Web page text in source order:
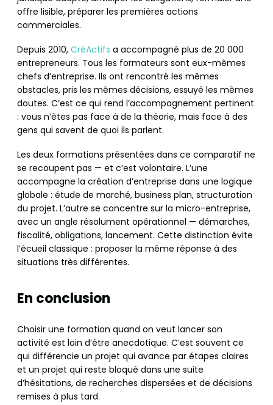
offre lisible, préparer les premières actions
commerciales.
Depuis 2010, CréActifs a accompagné plus de 20 000
entrepreneurs. Tous les formateurs sont eux-mêmes
chefs d’entreprise. Ils ont rencontré les mêmes
obstacles, pris les mêmes décisions, essuyé les mêmes
doutes. C’est ce qui rend l’accompagnement pertinent
: vous n’êtes pas face à de la théorie, mais face à des
gens qui savent de quoi ils parlent.
Les deux formations présentées dans ce comparatif ne
se recoupent pas — et c’est volontaire. L’une
accompagne la création d’entreprise dans une logique
globale : étude de marché, business plan, structuration
du projet. L’autre se concentre sur la micro-entreprise,
avec un angle résolument opérationnel — démarches,
fiscalité, obligations, lancement. Cette distinction évite
l’écueil classique : proposer la même réponse à des
situations très différentes.
En conclusion
Choisir une formation quand on veut lancer son
activité est loin d’être anecdotique. C’est souvent ce
qui différencie un projet qui avance par étapes claires
et un projet qui reste bloqué dans une suite
d’hésitations, de recherches dispersées et de décisions
remises à plus tard.